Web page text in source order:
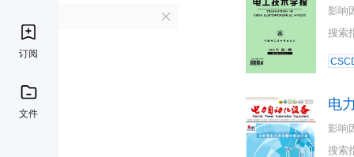
订阅
文件
影响
搜索
电
影响
搜索